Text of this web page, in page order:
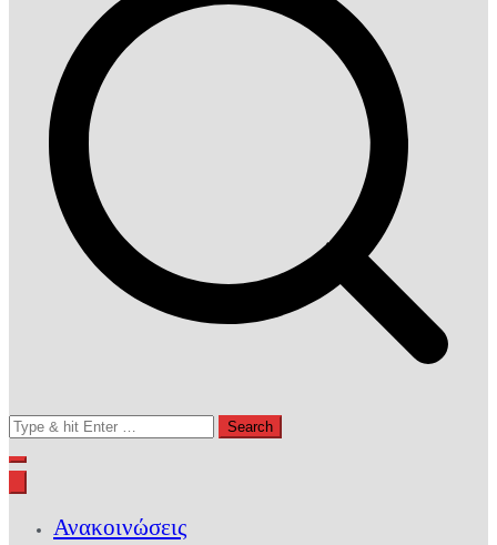
Search
for:
Ανακοινώσεις